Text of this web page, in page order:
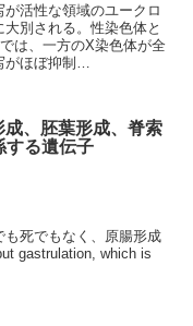
活性な領域のユークロ
別される。性染色体と
は、一方のX染色体が全
がほぼ抑制…
、胚葉形成、脊索
する遺伝子
も死でもなく、原腸形成
gastrulation, which is